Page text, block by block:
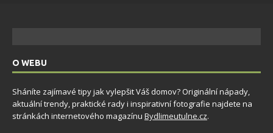
O WEBU
Sháníte zajímavé tipy jak vylepšit Váš domov? Originální nápady,
aktuální trendy, praktické rady i inspirativní fotografie najdete na
stránkách internetového magazínu Bydlimeutulne.cz.